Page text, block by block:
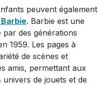
peuvent également
. Barbie est une
des générations
1959. Les pages à
de scènes et
amis, permettant aux
de jouets et de